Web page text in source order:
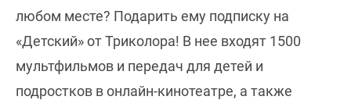
любом месте? Подарить ему подписку на
«Детский» от Триколора! В нее входят 1500
мультфильмов и передач для детей и
подростков в онлайн-кинотеатре, а также